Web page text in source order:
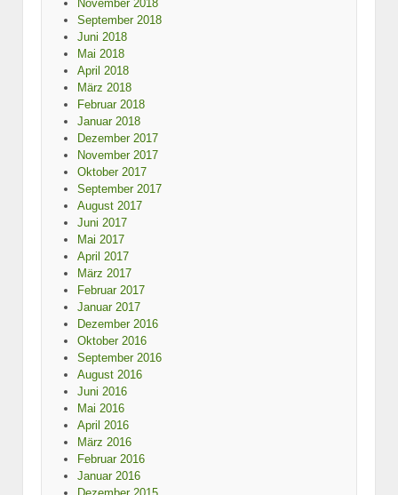
November 2018
September 2018
Juni 2018
Mai 2018
April 2018
März 2018
Februar 2018
Januar 2018
Dezember 2017
November 2017
Oktober 2017
September 2017
August 2017
Juni 2017
Mai 2017
April 2017
März 2017
Februar 2017
Januar 2017
Dezember 2016
Oktober 2016
September 2016
August 2016
Juni 2016
Mai 2016
April 2016
März 2016
Februar 2016
Januar 2016